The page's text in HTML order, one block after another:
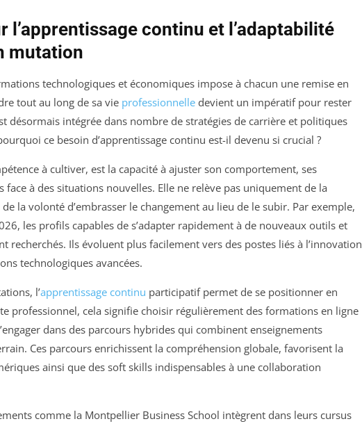
l’apprentissage continu et l’adaptabilité
mutation
technologiques et économiques impose à chacun une remise en
tout au long de sa vie professionnelle devient un impératif pour rester
désormais intégrée dans nombre de stratégies de carrière et politiques
ce besoin d’apprentissage continu est-il devenu si crucial ?
à cultiver, est la capacité à ajuster son comportement, ses
face à des situations nouvelles. Elle ne relève pas uniquement de la
la volonté d’embrasser le changement au lieu de le subir. Par exemple,
les profils capables de s’adapter rapidement à de nouveaux outils et
recherchés. Ils évoluent plus facilement vers des postes liés à l’innovation
technologiques avancées.
l’apprentissage continu participatif permet de se positionner en
professionnel, cela signifie choisir régulièrement des formations en ligne
dans des parcours hybrides qui combinent enseignements
Ces parcours enrichissent la compréhension globale, favorisent la
ainsi que des soft skills indispensables à une collaboration
comme la Montpellier Business School intègrent dans leurs cursus